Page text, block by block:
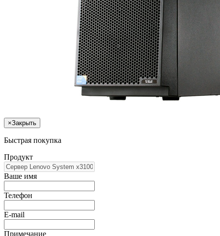
×Закрыть
Быстрая покупка
Продукт
Ваше имя
Телефон
E-mail
Примечание